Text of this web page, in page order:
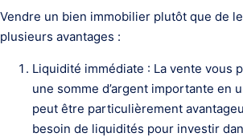
Vendre un bien immobilier plutôt que de
plusieurs avantages :
Liquidité immédiate : La vente vous
une somme d’argent importante en
peut être particulièrement
besoin de liquidités pour investir